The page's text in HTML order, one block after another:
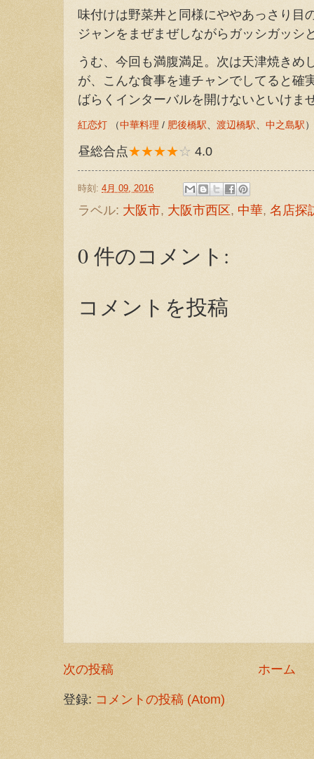
味付けは野菜丼と同様にややあっさり目
ジャンをまぜまぜしながらガッシガッシ
うむ、今回も満腹満足。次は天津焼きめ
が、こんな食事を連チャンでしてると確
ばらくインターバルを開けないといけま
紅恋灯 （中華料理 / 肥後橋駅 渡辺橋駅 中之島駅 ）
昼総合点★★★★☆ 4.0
時刻: 4月 09, 2016
ラベル: 大阪市, 大阪市西区 , 中華, 名店探
0 件のコメント:
コメントを投稿
次の投稿 ホーム
登録: コメントの投稿 (Atom)